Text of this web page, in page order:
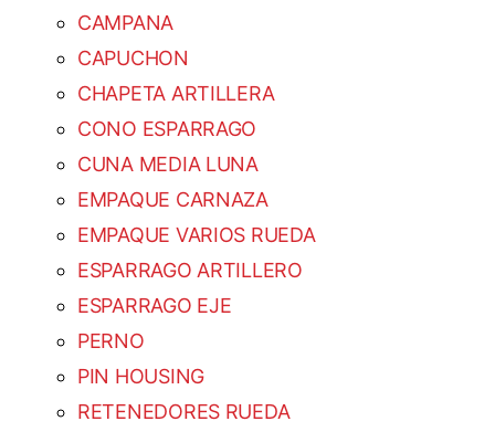
CAMPANA
CAPUCHON
CHAPETA ARTILLERA
CONO ESPARRAGO
CUNA MEDIA LUNA
EMPAQUE CARNAZA
EMPAQUE VARIOS RUEDA
ESPARRAGO ARTILLERO
ESPARRAGO EJE
PERNO
PIN HOUSING
RETENEDORES RUEDA